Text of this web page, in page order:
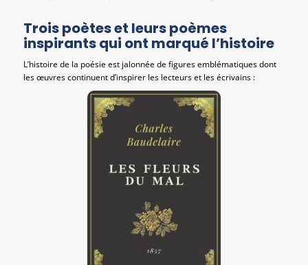
Trois poètes et leurs poèmes
inspirants qui ont marqué l’histoire
L’histoire de la poésie est jalonnée de figures emblématiques dont
les œuvres continuent d’inspirer les lecteurs et les écrivains :